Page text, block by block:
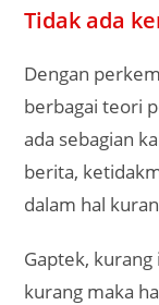
Tidak ada
Dengan
berbagai teori
ada sebagian
berita,
dalam hal
Gaptek,
kurang maka